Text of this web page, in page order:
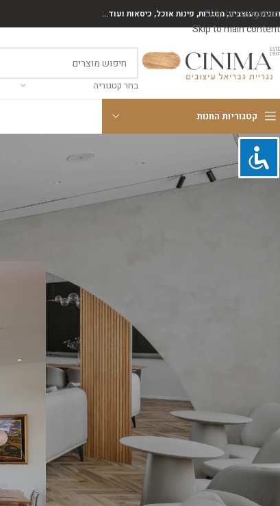
Skip to navigation
Skip to main content
מעוצבים, מסגרות, פינות אוכל, כיסאות ועוד...
בחר קטגוריה
קטגוריות החנות
התאמה אישית
חיפוי קירות
יצרני כסאות לפינת אוכל
מעוצבות
עיצוב אישי
עיצוב פינת אוכל עם מראות
פינות אוכל 2020
פינות אוכל איטלקיות
פינות אוכל במבצע